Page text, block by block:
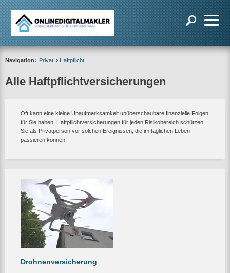
Navigation: Privat Haftpflicht
Alle Haftpflichtversicherungen
Oft kann eine kleine Unaufmerksamkeit unüberschaubare finanzielle Folgen
für Sie haben. Haftpflichtversicherungen für jeden Risikobereich schützen
Sie als Privatperson vor solchen Ereignissen, die im täglichen Leben
passieren können.
Drohnenversicherung